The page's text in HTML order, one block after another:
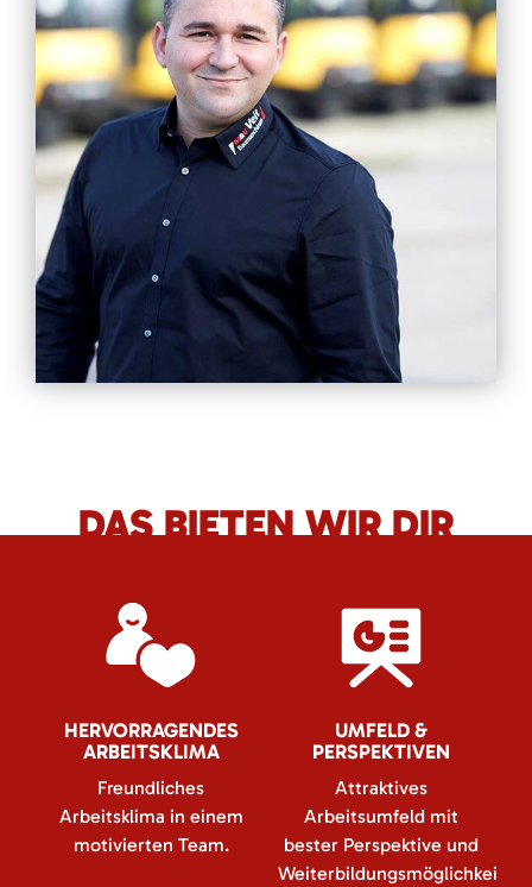
DAS BIETEN WIR DIR
HERVORRAGENDES
ARBEITSKLIMA
Freundliches
Arbeitsklima in einem
motivierten Team.
UMFELD &
PERSPEKTIVEN
Attraktives
Arbeitsumfeld mit
bester Perspektive und
Weiterbildungsmöglichkeiten